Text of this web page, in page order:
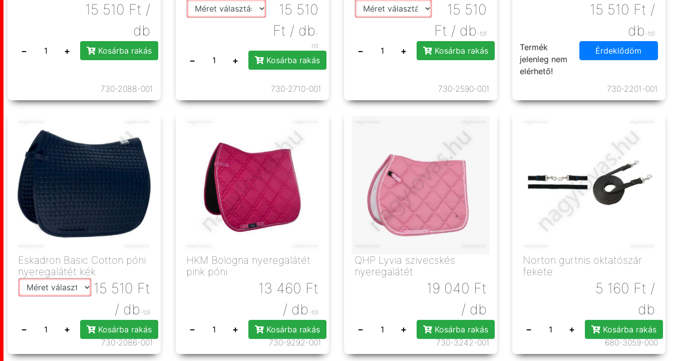
15 510 Ft /
db
− + Kosárba rakás
730-2088-001
15 510
Ft / db -
tól
− + Kosárba rakás
730-2710-001
15 510
Ft / db -tól
− + Kosárba rakás
730-2590-001
15 510 Ft /
db -tól
Termék
jelenleg nem
elérhető!
Érdeklődöm
730-2201-001
Eskadron Basic Cotton póni
nyeregalátét kék
15 510 Ft
/ db -tól
− +
Kosárba rakás
730-2086-001
HKM Bologna nyeregalátét
pink póni
13 460 Ft
/ db -tól
− +
Kosárba rakás
730-9292-001
QHP Lyvia szivecskés
nyeregalátét
19 040 Ft
/ db
− +
Kosárba rakás
730-3242-001
Norton gurtnis oktatószár
fekete
5 160 Ft /
db
− +
Kosárba rakás
680-3059-000